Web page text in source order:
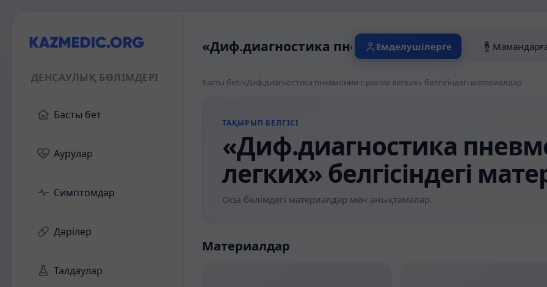
ДЕНСАУЛЫҚ БӨЛІМДЕРІ
Басты бет
Аурулар
Симптомдар
Дәрілер
Талдаулар
«Диф.диагностика пневмонии с раком легких»
Емделушілерге
Басты бет/«Диф.диагностика пневмонии с раком легких» белгісіндегі материалдар
ТАҚЫРЫП БЕЛГІСІ
«Диф.диагностика
легких» белгісіндегі
Осы бөлімдегі материалдар мен анықтамалар.
Материалдар